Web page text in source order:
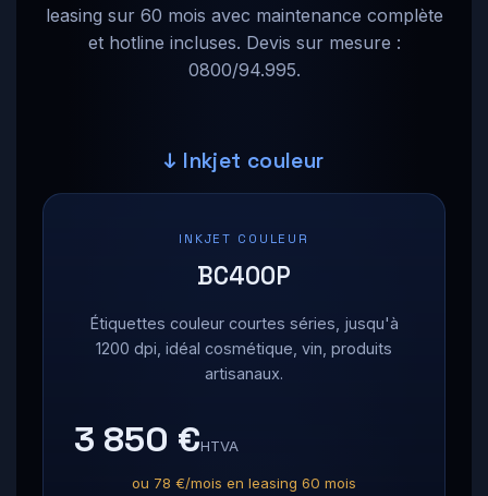
leasing sur 60 mois avec maintenance complète
et hotline incluses. Devis sur mesure :
0800/94.995.
↓ Inkjet couleur
INKJET COULEUR
BC400P
Étiquettes couleur courtes séries, jusqu'à
1200 dpi, idéal cosmétique, vin, produits
artisanaux.
3 850 €HTVA
ou 78 €/mois en leasing 60 mois